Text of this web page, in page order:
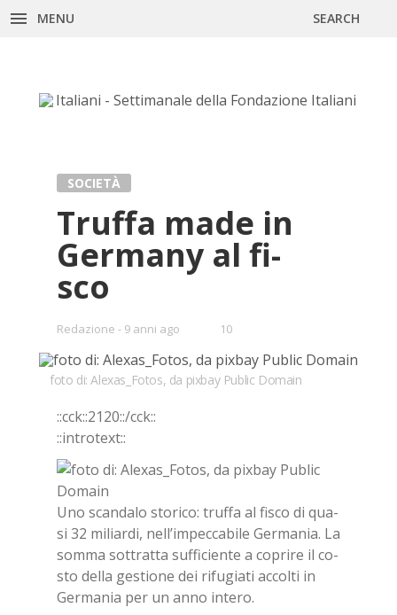
MENU SEARCH
SOCIETÀ
Truf­fa made in
Ger­ma­ny al fi­
sco
Redazione 9 anni ago
•10
foto di: Alexas_Fotos, da pixbay Public Domain
::cck::2120::/​cck::
::in­tro­text::
Uno scan­da­lo sto­ri­co: truf­fa al fi­sco di qua­
si 32 mi­liar­di, nel­l’im­pec­ca­bi­le Ger­ma­nia. La
som­ma sot­trat­ta suf­fi­cien­te a co­pri­re il co­
sto del­la ge­stio­ne dei ri­fu­gia­ti ac­col­ti in
Ger­ma­nia per un anno in­te­ro.